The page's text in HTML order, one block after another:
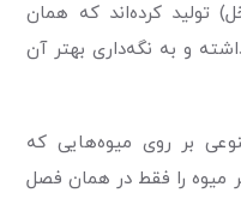
تولید کرده‌اند که همان
و به نگه‌داری بهتر آن
بر روی میوه‌هایی که
میوه را فقط در همان فصل